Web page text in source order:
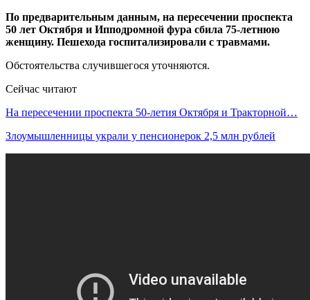
По предварительным данным, на пересечении проспекта
50 лет Октября и Ипподромной фура сбила 75-летнюю
женщину. Пешехода госпитализировали с травмами.
Обстоятельства случившегося уточняются.
Сейчас читают
На пересечении проспекта 50-летия Октября и Тракторной…
Злоумышленницы украли у пенсионерок 2,5 млн рублей